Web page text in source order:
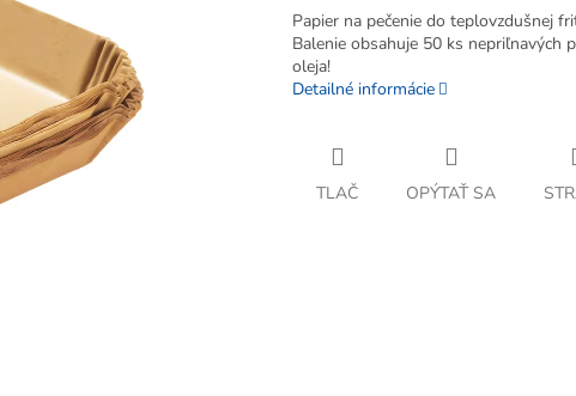
Papier na pečenie do teplovzdušnej
Balenie obsahuje 50 ks nepriľnavých
oleja!
Detailné informácie
TLAČ OPÝTAŤ SA